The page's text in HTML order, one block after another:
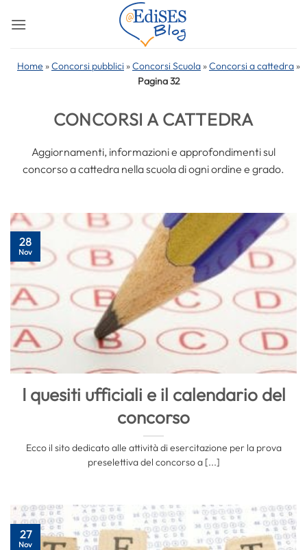
Home »Concorsi pubblici »Concorsi Scuola »Concorsi a cattedra »
Pagina 32
CONCORSI A CATTEDRA
Aggiornamenti, informazioni e approfondimenti sul
concorso a cattedra nella scuola di ogni ordine e grado.
I quesiti ufficiali e il calendario del
concorso
Ecco il sito dedicato alle attività di esercitazione per la prova
preselettiva del concorso a [...]
28
Nov
27
Nov